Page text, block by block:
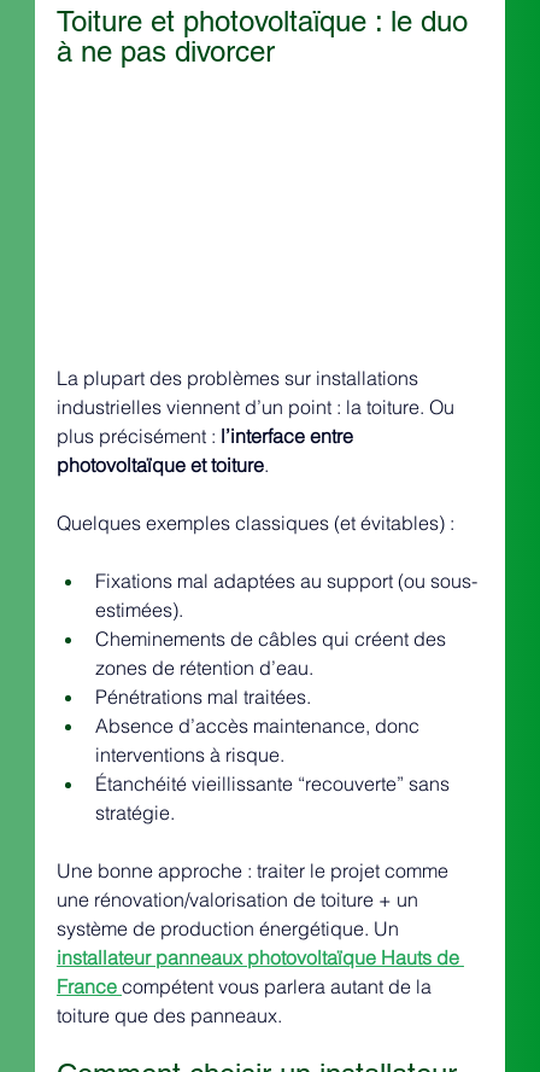
Toiture et photovoltaïque : le duo
à ne pas divorcer
La plupart des problèmes sur installations
industrielles viennent d’un point : la toiture. Ou
plus précisément : l’interface entre
photovoltaïque et toiture.
Quelques exemples classiques (et évitables) :
Fixations mal adaptées au support (ou sous-
estimées).
Cheminements de câbles qui créent des
zones de rétention d’eau.
Pénétrations mal traitées.
Absence d’accès maintenance, donc
interventions à risque.
Étanchéité vieillissante “recouverte” sans
stratégie.
Une bonne approche : traiter le projet comme
une rénovation/valorisation de toiture + un
système de production énergétique. Un
installateur panneaux photovoltaïque Hauts de
France compétent vous parlera autant de la
toiture que des panneaux.